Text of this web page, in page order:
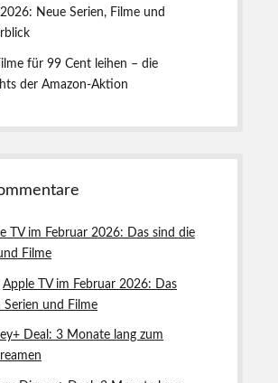
Neue Serien, Filme und
für 99 Cent leihen – die
der Amazon-Aktion
TV im Februar 2026: Das sind die
Filme
Apple TV im Februar 2026: Das
Serien und Filme
Deal: 3 Monate lang zum